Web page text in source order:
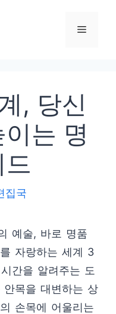
메
, 당신
는 명
집국
예술, 바로 명품
자랑하는 세계 3
간을 알려주는 도
목을 대변하는 상
손목에 어울리는